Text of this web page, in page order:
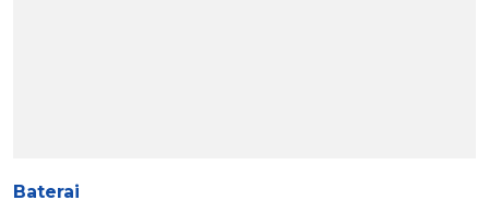
Baterai